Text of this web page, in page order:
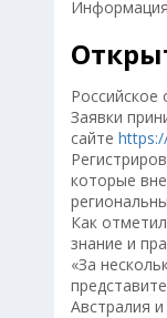
Российское
Заявки
сайте
которые
Как
знание и
«За
Австралия